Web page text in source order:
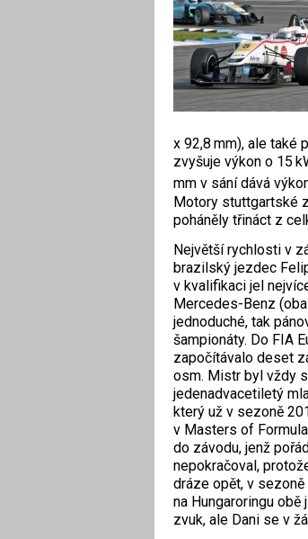
x 92,8 mm), ale také
zvyšuje výkon o 15
mm v sání dává
Motory stuttgartské
poháněly třináct z
Největší rychlosti v
brazilský jezdec
v kvalifikaci jel
Mer­cedes-Benz
jednoduché, tak
šampionáty. Do FIA
započítávalo deset
osm. Mistr byl vždy
jedenadvacetiletý
který už v sezoně
v Masters of
do závodu, jenž
nepokračoval,
dráze opět, v
na Hungaroringu
zvuk, ale Dani se v